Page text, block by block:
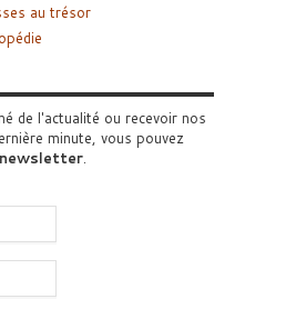
au trésor
de l'actualité ou recevoir nos
minute, vous pouvez
newsletter.